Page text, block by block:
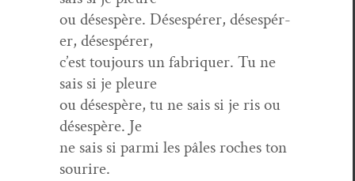
ou dés­espère. Dés­espér­er, dés­espér­
er, désespérer,
c’est tou­jours un fab­ri­quer. Tu ne
sais si je pleure
ou dés­espère, tu ne sais si je ris ou
dés­espère. Je
ne sais si par­mi les pâles roches ton
sourire.